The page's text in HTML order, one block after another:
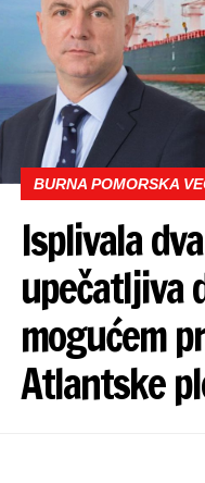
BURNA POMORSKA
Isplivala
upečatljiva
mogućem
Atlantske